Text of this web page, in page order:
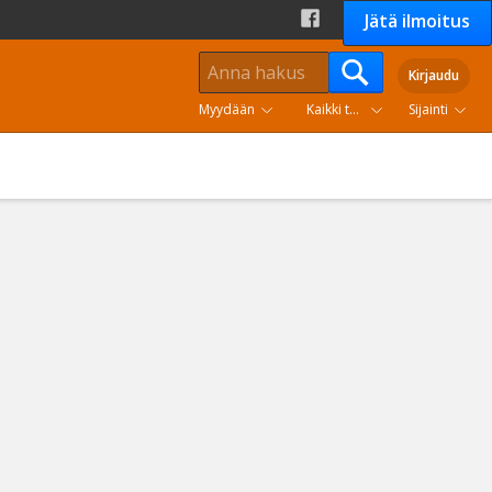
Jätä ilmoitus
Kirjaudu
Myydään
Kaikki tuoteryhmät Sijainti